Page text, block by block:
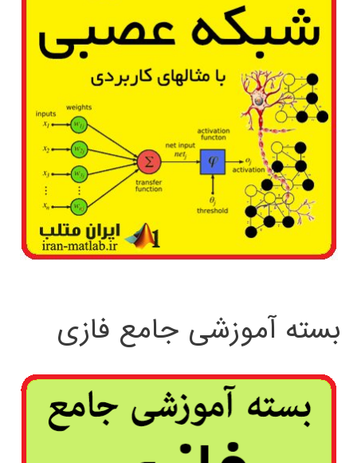
بسته آموزشی جامع فازی